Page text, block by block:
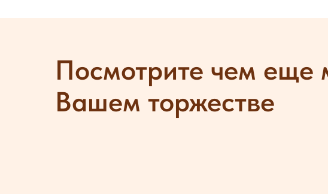
Посмотрите чем еще
Вашем торжестве